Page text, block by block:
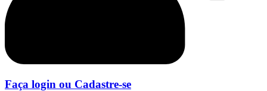
Faça login ou Cadastre-se